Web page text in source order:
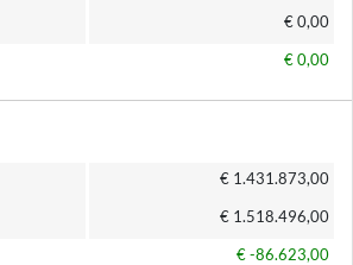
€ 0,00
€ 0,00
€ 1.431.873,00
€ 1.518.496,00
€ -86.623,00